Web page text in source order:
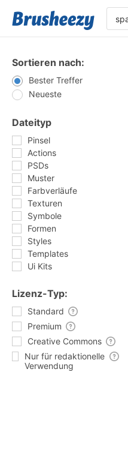
Sortieren nach:
Bester Treffer
Neueste
Dateityp
Pinsel
Actions
PSDs
Muster
Farbverläufe
Texturen
Symbole
Formen
Styles
Templates
Ui Kits
Lizenz-Typ:
Standard
Premium
Creative Commons
Nur für redaktionelle
Verwendung